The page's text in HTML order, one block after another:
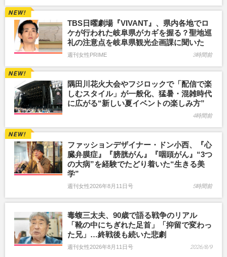
TBS日曜劇場『VIVANT』、県内各地でロ
ケが行われた岐阜県がカギを握る？聖地巡
礼の注意点を岐阜県観光企画課に聞いた
週刊女性PRIME 3時間前
隅田川花火大会やフジロックで「配信で楽
しむスタイル」が一般化、猛暑・混雑時代
に広がる“新しい夏イベントの楽しみ方”
4時間前
ファッションデザイナー・ドン小西、『心
臓弁膜症』『膀胱がん』『咽頭がん』“3つ
の大病”を経験でたどり着いた“生きる美
学”
週刊女性2026年8月11日号 5時間前
毒蝮三太夫、90歳で語る戦争のリアル
「靴の中にちぎれた足首」「抑留で変わっ
た兄」…終戦後も続いた悲劇
週刊女性2026年8月11日号 2026/8/9